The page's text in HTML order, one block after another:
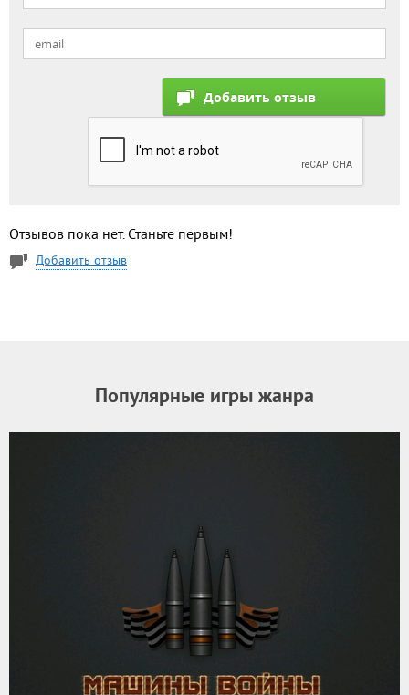
Отзывов пока нет. Станьте первым!
Добавить отзыв
Популярные игры жанра